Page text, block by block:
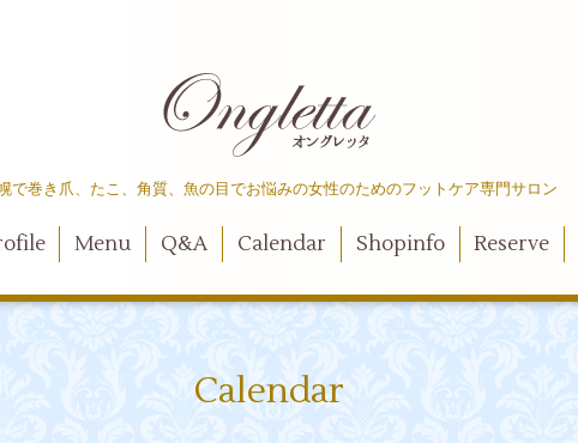
で巻き爪、たこ、角質、魚の目でお悩みの女性のためのフットケア専門サロン
Menu Q&A Calendar Shopinfo Reserve
Calendar